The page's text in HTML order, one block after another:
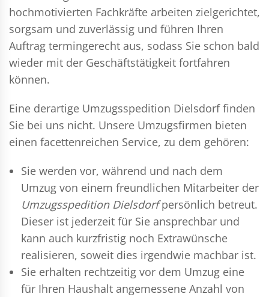
hochmotivierten Fachkräfte arbeiten zielgerichtet,
sorgsam und zuverlässig und führen Ihren
Auftrag termingerecht aus, sodass Sie schon bald
wieder mit der Geschäftstätigkeit fortfahren
können.
Eine derartige Umzugsspedition Dielsdorf finden
Sie bei uns nicht. Unsere Umzugsfirmen bieten
einen facettenreichen Service, zu dem gehören:
Sie werden vor, während und nach dem
Umzug von einem freundlichen Mitarbeiter der
Umzugsspedition Dielsdorfpersönlich betreut.
Dieser ist jederzeit für Sie ansprechbar und
kann auch kurzfristig noch Extrawünsche
realisieren, soweit dies irgendwie machbar ist.
Sie erhalten rechtzeitig vor dem Umzug eine
für Ihren Haushalt angemessene Anzahl von